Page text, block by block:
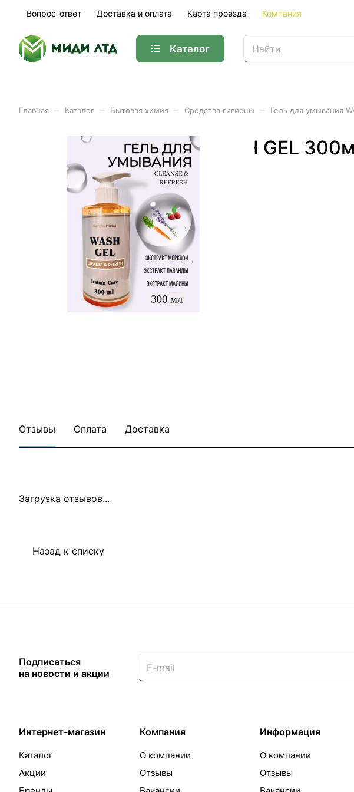
Вопрос-ответ Доставка и оплата Карта проезда Компания
Каталог
Главная Каталог Бытовая химия Средства гигиены Гель для умывания
Гель для умывания WASH GEL
Отзывы Оплата Доставка
Загрузка отзывов...
Назад к списку
Подписаться
на новости и акции
Интернет-магазин
Каталог
Акции
Компания
О компании
Отзывы
Информация
О компании
Отзывы